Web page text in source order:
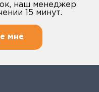
наш менеджер
15 минут.
мне